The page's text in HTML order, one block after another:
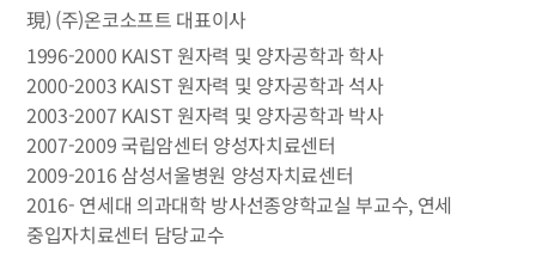
現) (주)온코소프트 대표이사
1996-2000 KAIST 원자력 및 양자공학과 학사
2000-2003 KAIST 원자력 및 양자공학과 석사
2003-2007 KAIST 원자력 및 양자공학과 박사
2007-2009 국립암센터 양성자치료센터
2009-2016 삼성서울병원 양성자치료센터
2016- 연세대 의과대학 방사선종양학교실 부교수, 연세
중입자치료센터 담당교수